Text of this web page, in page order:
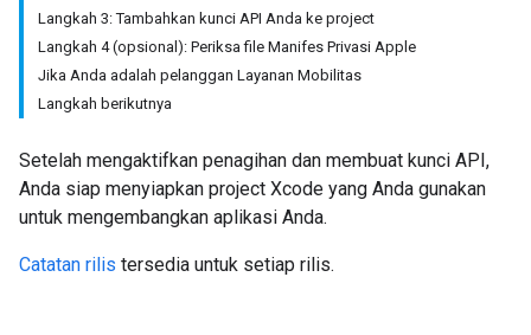
Langkah 3: Tambahkan kunci API Anda ke project
Langkah 4 (opsional): Periksa file Manifes Privasi Apple
Jika Anda adalah pelanggan Layanan Mobilitas
Langkah berikutnya
Setelah mengaktifkan penagihan dan membuat kunci API,
Anda siap menyiapkan project Xcode yang Anda gunakan
untuk mengembangkan aplikasi Anda.
Catatan rilis tersedia untuk setiap rilis.